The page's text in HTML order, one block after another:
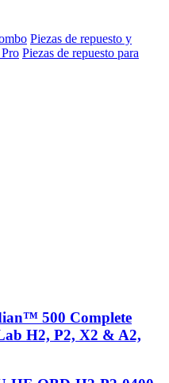
Piezas de repuesto y
Piezas de repuesto para
500 Complete
H2, P2, X2 & A2,